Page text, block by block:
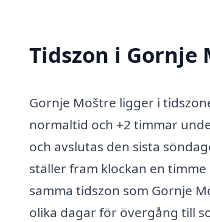
Tidszon i Gornje
Gornje Moštre ligger i
normaltid och +2 timmar
och avslutas den sista
ställer fram klockan en
samma tidszon som Gornje
olika dagar för övergång till